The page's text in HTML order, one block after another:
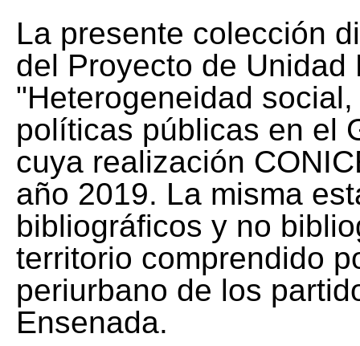
La presente colección
del Proyecto de Unidad
"Heterogeneidad
políticas públicas en el
cuya realización
año 2019. La misma
bibliográficos y no
territorio comprendido
periurbano de los
Ensenada.